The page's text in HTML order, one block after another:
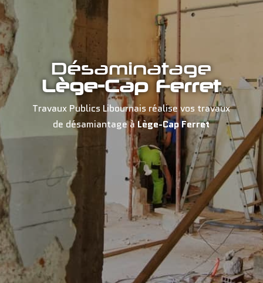
Désaminatage
Lège-Cap Ferret
Travaux Publics Libournais réalise vos travaux
de désamiantage àLège-Cap Ferret